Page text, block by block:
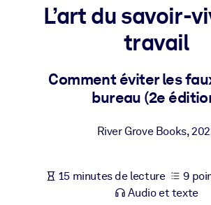
Intégrez des connaissances vérifiées et
LMS/LXP pour de meilleurs résultats
Pour bibliothèques d'entreprise
Pour les systèmes d’IA
L’art du savoir-
travail
Comment éviter les
bureau (2e
River Grove Books,
15 minutes de lecture
9
Audio et texte